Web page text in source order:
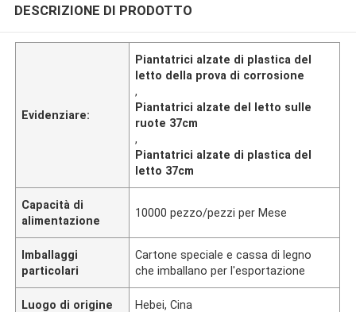
DESCRIZIONE DI PRODOTTO
Evidenziare:
Piantatrici alzate di plastica del
letto della prova di corrosione
,
Piantatrici alzate del letto sulle
ruote 37cm
,
Piantatrici alzate di plastica del
letto 37cm
Capacità di
alimentazione
10000 pezzo/pezzi per Mese
Imballaggi
particolari
Cartone speciale e cassa di legno
che imballano per l'esportazione
Luogo di origine Hebei, Cina